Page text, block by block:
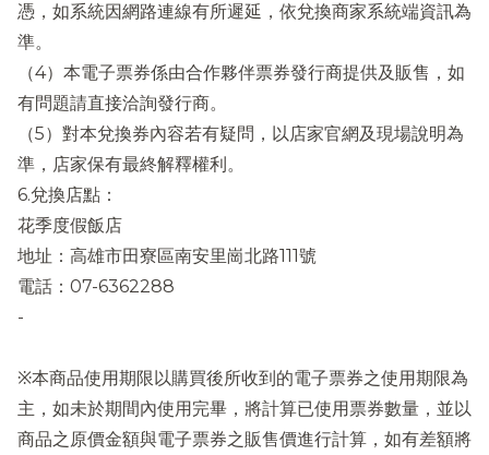
憑，如系統因網路連線有所遲延，依兌換商家系統端資訊為
準。
（4）本電子票券係由合作夥伴票券發行商提供及販售，如
有問題請直接洽詢發行商。
（5）對本兌換券內容若有疑問，以店家官網及現場說明為
準，店家保有最終解釋權利。
6.兌換店點：
花季度假飯店
地址：高雄市田寮區南安里崗北路111號
電話：07-6362288
-
※本商品使用期限以購買後所收到的電子票券之使用期限為
主，如未於期間內使用完畢，將計算已使用票券數量，並以
商品之原價金額與電子票券之販售價進行計算，如有差額將